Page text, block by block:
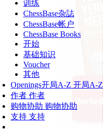
训练
ChessBase杂誌
ChessBase帐户
ChessBase Books
开始
基础知识
Voucher
其他
Openings开局A-Z 开局A-Z
作者 作者
购物协助 购物协助
支持 支持